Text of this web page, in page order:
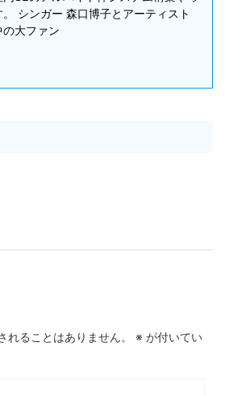
。 シンガー 森口博子とアーティスト
の大ファン
れることはありません。 ※ が付いてい